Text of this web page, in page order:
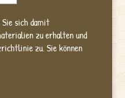
sich damit
zu erhalten und
zu. Sie können